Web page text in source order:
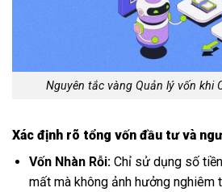
Nguyên tắc vàng Quản lý vốn khi
Xác định rõ tổng vốn đầu tư và
Vốn Nhàn Rỗi:Chỉ sử dụng số
mất mà không ảnh hưởng nghiêm